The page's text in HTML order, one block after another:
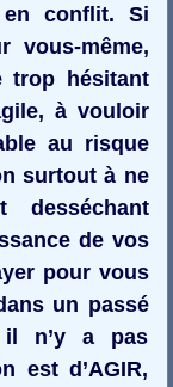
en conflit. Si
vous-même,
trop hésitant
à vouloir
au risque
surtout à ne
desséchant
de vos
pour vous
un passé
il n’y a pas
est d’AGIR,